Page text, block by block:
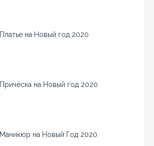
Платье на Новый год 2020
Причёска на Новый год 2020
Маникюр на Новый Год 2020